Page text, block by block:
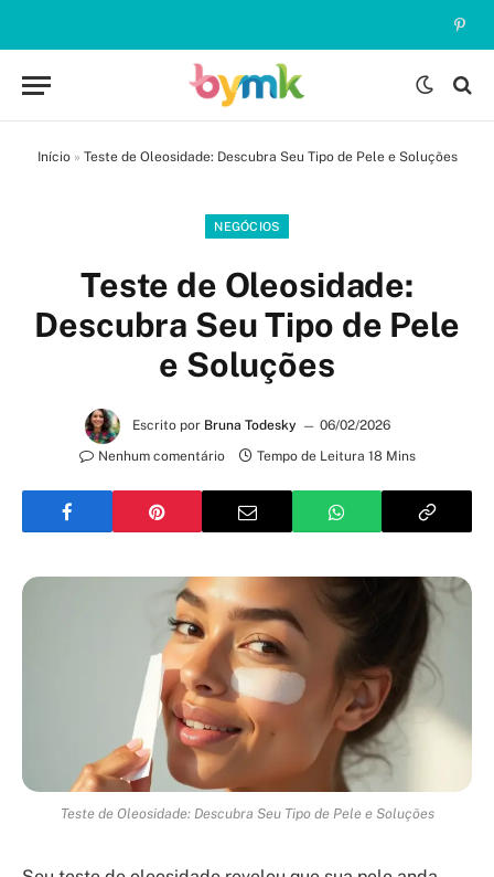
Início» Teste de Oleosidade: Descubra Seu Tipo de Pele e Soluções
NEGÓCIOS
Teste de Oleosidade:
Descubra Seu Tipo de Pele
e Soluções
Escrito por Bruna Todesky
06/02/2026
Nenhum comentário
Tempo de Leitura 18 Mins
Teste de Oleosidade: Descubra Seu Tipo de Pele e Soluções